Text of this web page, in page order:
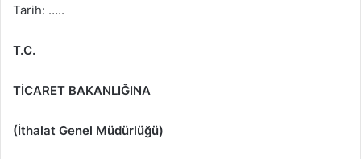
Tarih: …..
T.C.
TİCARET BAKANLIĞINA
(İthalat Genel Müdürlüğü)